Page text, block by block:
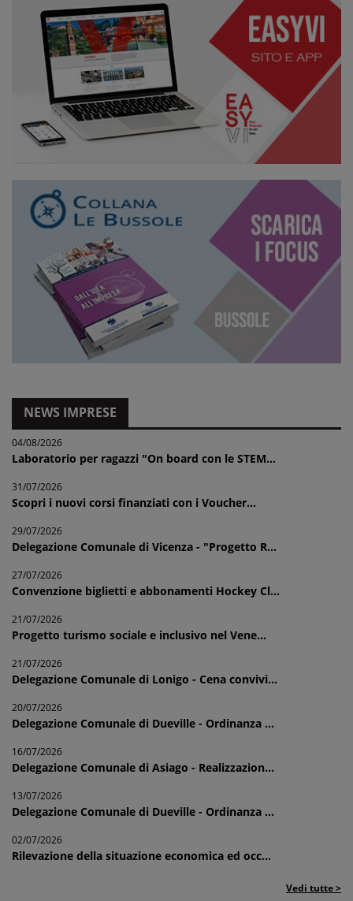
NEWS IMPRESE
04/08/2026
Laboratorio per ragazzi "On board con le STEM...
31/07/2026
Scopri i nuovi corsi finanziati con i Voucher...
29/07/2026
Delegazione Comunale di Vicenza - "Progetto R...
27/07/2026
Convenzione biglietti e abbonamenti Hockey Cl...
21/07/2026
Progetto turismo sociale e inclusivo nel Vene...
21/07/2026
Delegazione Comunale di Lonigo - Cena convivi...
20/07/2026
Delegazione Comunale di Dueville - Ordinanza ...
16/07/2026
Delegazione Comunale di Asiago - Realizzazion...
13/07/2026
Delegazione Comunale di Dueville - Ordinanza ...
02/07/2026
Rilevazione della situazione economica ed occ...
Vedi tutte >